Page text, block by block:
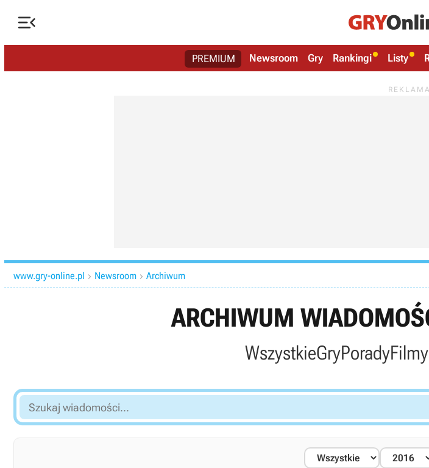

PREMIUM Newsroom Gry Rankingi Listy
www.gry-online.pl  Newsroom  Archiwum
ARCHIWUM
WszystkieGryPorady
Szukaj
wiadomości...